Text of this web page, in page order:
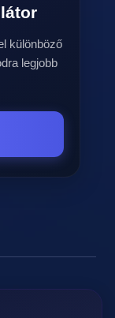
különböző
legjobb